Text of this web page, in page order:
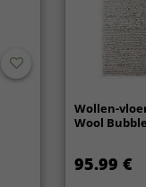
Wollen-
Wool
95.99 €